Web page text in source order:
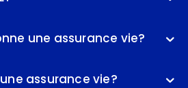
une assurance vie?
assurance vie?